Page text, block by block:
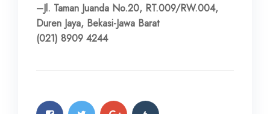
–Jl. Taman Juanda No.20, RT.009/RW.004,
Duren Jaya, Bekasi-Jawa Barat
(021) 8909 4244